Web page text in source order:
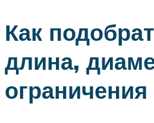
Как
длина,
ограничения